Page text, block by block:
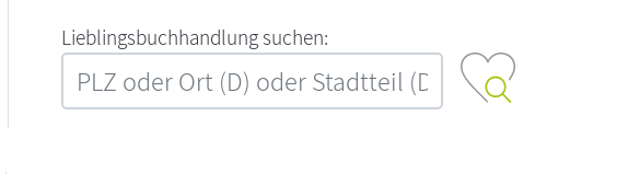
L‍i‍e‍b‍l‍i‍n‍g‍s‍b‍u‍c‍h‍h‍a‍n‍d‍l‍u‍n‍g‍ ‍s‍u‍c‍h‍e‍n‍:‍